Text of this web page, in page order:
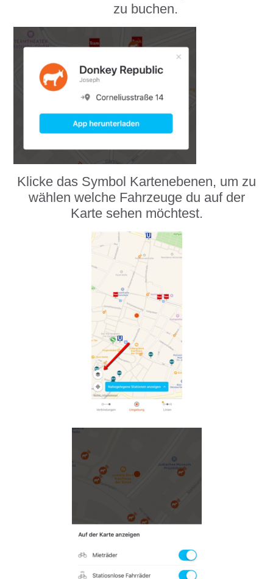
zu buchen.
Klicke das Symbol Kartenebenen, um zu
wählen welche Fahrzeuge du auf der
Karte sehen möchtest.